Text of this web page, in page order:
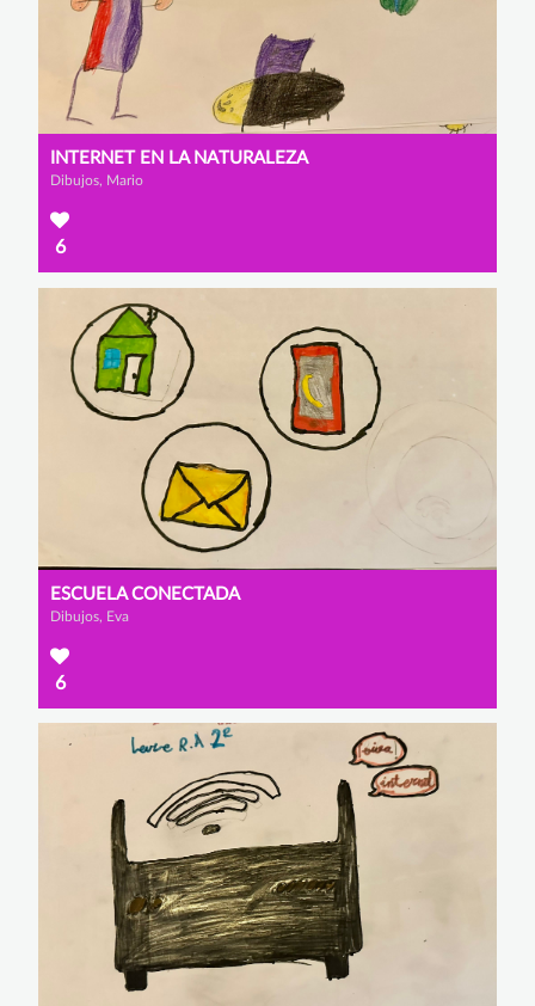
INTERNET EN LA NATURALEZA
Dibujos, Mario
6
ESCUELA CONECTADA
Dibujos, Eva
6